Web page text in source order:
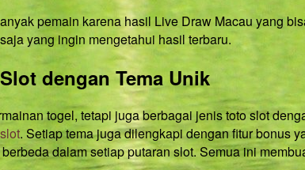
pemain karena hasil Live Draw Macau yang
yang ingin mengetahui hasil terbaru.
dengan Tema Unik
togel, tetapi juga berbagai jenis toto slot
. Setiap tema juga dilengkapi dengan fitur bonus
dalam setiap putaran slot. Semua ini